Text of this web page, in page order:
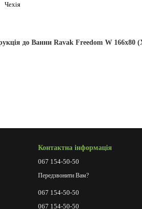
Чехія
до Ванни Ravak Freedom W 166x80
Контактна інформація
067 154-50-50
Передзвонити Вам?
067 154-50-50
067 154-50-50